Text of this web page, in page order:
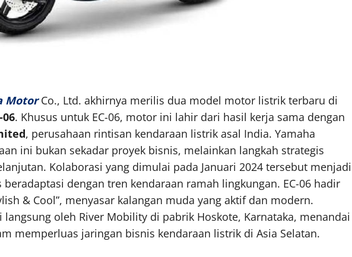
MotorCo., Ltd. akhirnya merilis dua model motor listrik terbaru di
06. Khusus untuk EC-06, motor ini lahir dari hasil kerja sama dengan
, perusahaan rintisan kendaraan listrik asal India. Yamaha
ini bukan sekadar proyek bisnis, melainkan langkah strategis
Kolaborasi yang dimulai pada Januari 2024 tersebut menjadi
dengan tren kendaraan ramah lingkungan. EC-06 hadir
& Cool”, menyasar kalangan muda yang aktif dan modern.
oleh River Mobility di pabrik Hoskote, Karnataka, menandai
memperluas jaringan bisnis kendaraan listrik di Asia Selatan.